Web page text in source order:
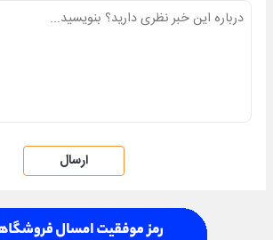
ارسال